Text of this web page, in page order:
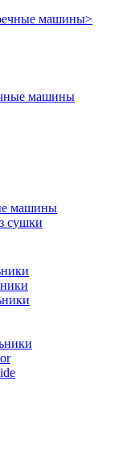
машины>
машины
машины
сушки